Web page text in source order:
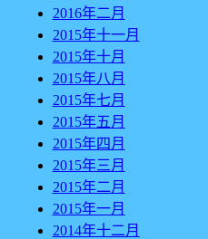
2016年二月
2015年十一月
2015年十月
2015年八月
2015年七月
2015年五月
2015年四月
2015年三月
2015年二月
2015年一月
2014年十二月